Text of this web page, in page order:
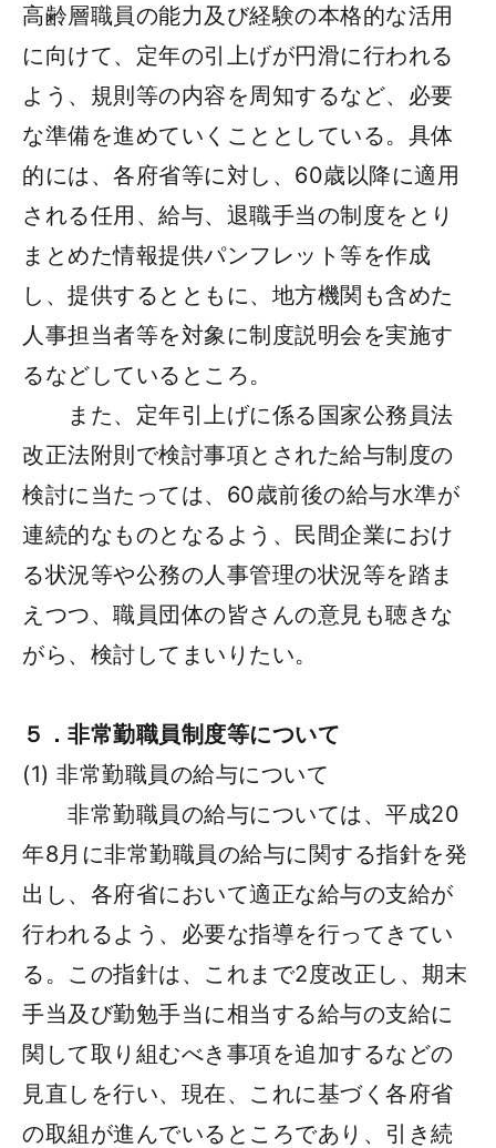
高齢層職員の能力及び経験の本格的な活用
に向けて、定年の引上げが円滑に行われる
よう、規則等の内容を周知するなど、必要
な準備を進めていくこととしている。具体
的には、各府省等に対し、60歳以降に適用
される任用、給与、退職手当の制度をとり
まとめた情報提供パンフレット等を作成
し、提供するとともに、地方機関も含めた
人事担当者等を対象に制度説明会を実施す
るなどしているところ。
また、定年引上げに係る国家公務員法
改正法附則で検討事項とされた給与制度の
検討に当たっては、60歳前後の給与水準が
連続的なものとなるよう、民間企業におけ
る状況等や公務の人事管理の状況等を踏ま
えつつ、職員団体の皆さんの意見も聴きな
がら、検討してまいりたい。
５．非常勤職員制度等について
(1) 非常勤職員の給与について
非常勤職員の給与については、平成20
年8月に非常勤職員の給与に関する指針を発
出し、各府省において適正な給与の支給が
行われるよう、必要な指導を行ってきてい
る。この指針は、これまで2度改正し、期末
手当及び勤勉手当に相当する給与の支給に
関して取り組むべき事項を追加するなどの
見直しを行い、現在、これに基づく各府省
の取組が進んでいるところであり、引き続